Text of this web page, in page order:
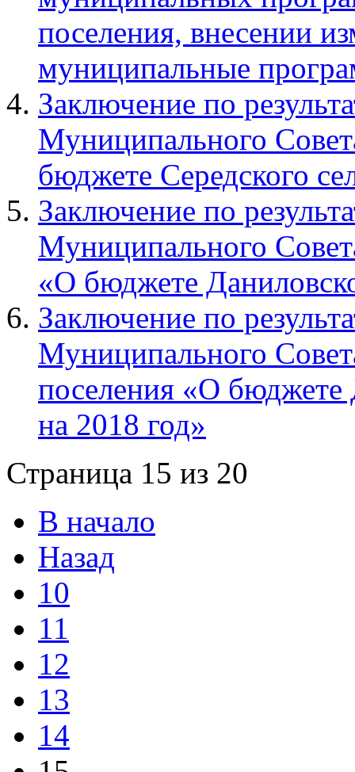
поселения, внесении
муниципальные
Заключение по
Муниципального
бюджете Середского
Заключение по
Муниципального
«О бюджете
Заключение по
Муниципального
поселения «О бюджете
на 2018 год»
Страница 15 из 20
В начало
Назад
10
11
12
13
14